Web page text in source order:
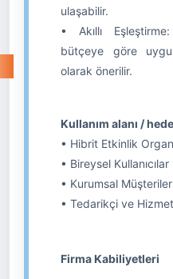
ulaşabilir.
• Akıllı
bütçeye göre
olarak önerilir.
Kullanım alanı /
• Hibrit Etkinlik
• Bireysel Kullanıcılar
• Kurumsal Müşteriler
• Tedarikçi ve Hizmet
Firma Kabiliyetleri